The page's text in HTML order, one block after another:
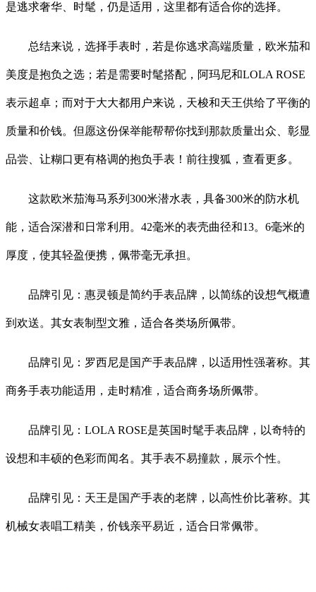
是逃求奢华、时髦，仍是适用，这里都有适合你的选择。
总结来说，选择手表时，若是你逃求高端质量，欧米茄和
美度是抱负之选；若是需要时髦搭配，阿玛尼和LOLA ROSE
表示超卓；而对于大大都用户来说，天梭和天王供给了平衡的
质量和价钱。但愿这份保举能帮帮你找到那款质量出众、彰显
品尝、让糊口更有格调的抱负手表！前往搜狐，查看更多。
这款欧米茄海马系列300米潜水表，具备300米的防水机
能，适合深潜和日常利用。42毫米的表壳曲径和13。6毫米的
厚度，使其轻盈便携，佩带毫无承担。
品牌引见：惠灵顿是简约手表品牌，以简练的设想气概遭
到欢送。其女表制型文雅，适合各类场所佩带。
品牌引见：罗西尼是国产手表品牌，以适用性强著称。其
商务手表功能适用，走时精准，适合商务场所佩带。
品牌引见：LOLA ROSE是英国时髦手表品牌，以奇特的
设想和丰硕的色彩而闻名。其手表不易撞款，展示个性。
品牌引见：天王是国产手表的老牌，以高性价比著称。其
机械女表唱工精美，价钱亲平易近，适合日常佩带。